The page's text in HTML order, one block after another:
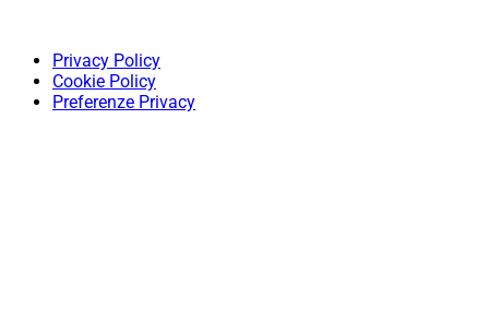
Privacy Policy
Cookie Policy
Preferenze Privacy